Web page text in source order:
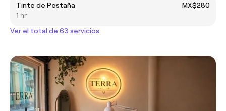
Tinte de Pestaña
MX$280
1 hr
Ver el total de 63 servicios